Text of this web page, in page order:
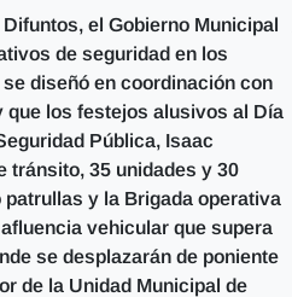
el Gobierno Municipal
de seguridad en los
diseñó en coordinación con
que los festejos alusivos al Día
Pública, Isaac
tránsito, 35 unidades y 30
y la Brigada operativa
vehicular que supera
se desplazarán de poniente
de la Unidad Municipal de